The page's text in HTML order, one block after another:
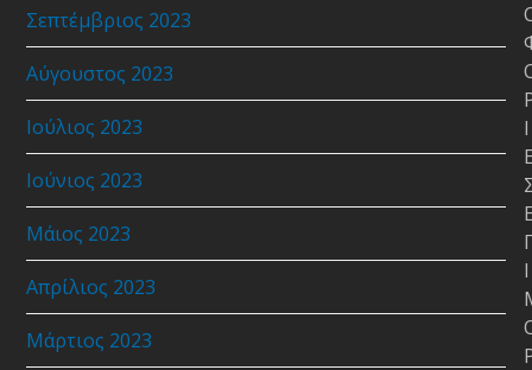
Σεπτέμβριος 2023
Αύγουστος 2023
Ιούλιος 2023
Ιούνιος 2023
Μάιος 2023
Απρίλιος 2023
Μάρτιος 2023
Ι
Ι